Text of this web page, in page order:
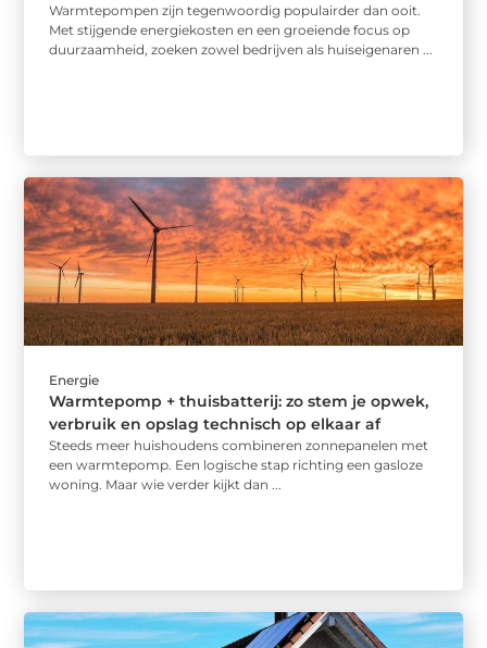
Warmtepompen zijn tegenwoordig populairder dan ooit.
Met stijgende energiekosten en een groeiende focus op
duurzaamheid, zoeken zowel bedrijven als huiseigenaren ...
Energie
Warmtepomp + thuisbatterij: zo stem je opwek,
verbruik en opslag technisch op elkaar af
Steeds meer huishoudens combineren zonnepanelen met
een warmtepomp. Een logische stap richting een gasloze
woning. Maar wie verder kijkt dan ...